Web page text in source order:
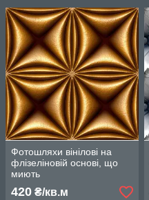
Фотошляхи вінілові на
флізеліновій основі, що
миють
420 ₴/кв.м